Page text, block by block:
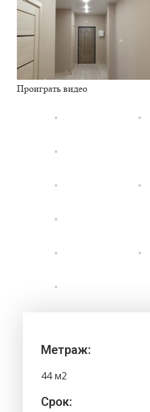
Проиграть видео
Метраж:
44 м2
Срок: